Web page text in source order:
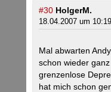
#30 HolgerM.
18.04.2007 um
Mal abwarten
schon wieder
grenzenlose
hat mich schon